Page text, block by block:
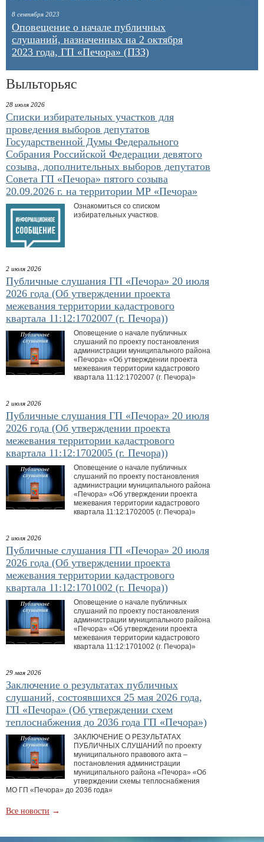
8 сентября 2023
Оповещение о начале публичных
слушаний, назначенных на 2 октября
2023 года, ГП «Печора» (ПЗЗ)
Выльторьяс
28 июля 2026
Списки избирательных участков для
проведения выборов депутатов
Государственной Думы Федерального
Собрания Российской Федерации девятого
созыва, дополнительных выборов депутатов
Совета ГП «Печора» пятого созыва
20.09.2026 г. на территории МР «Печора»
Ознакомиться со списком
избирательных участков.
2 июля 2026
Публичные слушания ГП «Печора» 20 июля
2026 года (Об утверждении проекта
межевания территории кадастрового
квартала 11:12:1702007 (г. Печора))
Оповещение о начале публичных
слушаний по проекту постановления
администрации муниципального района
«Печора» «Об утверждении проекта
межевания территории кадастрового
квартала 11:12:1702007 (г. Печора)»
2 июля 2026
Публичные слушания ГП «Печора» 20 июля
2026 года (Об утверждении проекта
межевания территории кадастрового
квартала 11:12:1702005 (г. Печора))
Оповещение о начале публичных
слушаний по проекту постановления
администрации муниципального района
«Печора» «Об утверждении проекта
межевания территории кадастрового
квартала 11:12:1702005 (г. Печора)»
2 июля 2026
Публичные слушания ГП «Печора» 20 июля
2026 года (Об утверждении проекта
межевания территории кадастрового
квартала 11:12:1701002 (г. Печора))
Оповещение о начале публичных
слушаний по проекту постановления
администрации муниципального района
«Печора» «Об утверждении проекта
межевания территории кадастрового
квартала 11:12:1701002 (г. Печора)»
29 мая 2026
Заключение о результатах публичных
слушаний, состоявшихся 25 мая 2026 года,
ГП «Печора» (Об утверждении схем
теплоснабжения до 2036 года ГП «Печора»)
ЗАКЛЮЧЕНИЕ О РЕЗУЛЬТАТАХ
ПУБЛИЧНЫХ СЛУШАНИЙ по проекту
муниципального правового акта –
постановления администрации
муниципального района «Печора» «Об
утверждении схемы теплоснабжения
МО ГП «Печора» до 2036 года»
Все новости →